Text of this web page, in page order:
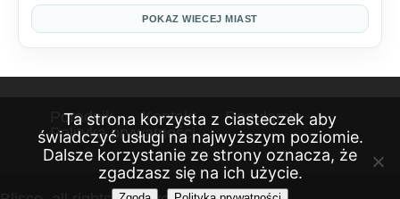
POKAZ WIECEJ MIAST
Poradnik Kontakt
Regulamin
Polityka prywatności
Ta strona korzysta z ciasteczek aby
świadczyć usługi na najwyższym poziomie.
Dalsze korzystanie ze strony oznacza, że
zgadzasz się na ich użycie.